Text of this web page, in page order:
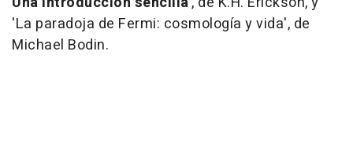
'La paradoja de Fermi: cosmología y vida', de
Michael Bodin.